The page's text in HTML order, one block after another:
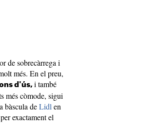
de sobrecàrrega i
més. En el preu,
d'ús, i també
més còmode, sigui
bàscula deLidl en
exactament el